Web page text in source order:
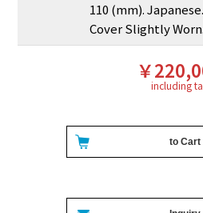
110 (mm). Japanese.
Cover Slightly Worn.
￥
including